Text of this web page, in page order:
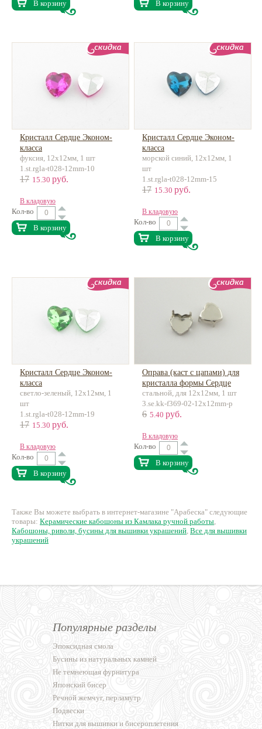
В корзину В корзину
Кристалл Сердце Эконом-
класса
фуксия, 12х12мм, 1 шт
1.st.rgla-t028-12mm-10
17 15.30 руб.
В кладовую
Кол-во
В корзину
Кристалл Сердце Эконом-
класса
морской синий, 12х12мм, 1
шт
1.st.rgla-t028-12mm-15
17 15.30 руб.
В кладовую
Кол-во
В корзину
Кристалл Сердце Эконом-
класса
светло-зеленый, 12х12мм, 1
шт
1.st.rgla-t028-12mm-19
17 15.30 руб.
В кладовую
Кол-во
В корзину
Оправа (каст с цапами) для
кристалла формы Сердце
латунь
стальной, для 12х12мм, 1 шт
3.se.kk-f369-02-12x12mm-p
6 5.40 руб.
В кладовую
Кол-во
В корзину
Также Вы можете выбрать в интернет-магазине "Арабеска" следующие
товары: Керамические кабошоны из Камлака ручной работы,
Кабошоны, риволи, бусины для вышивки украшений, Все для вышивки
украшений
Популярные разделы
Эпоксидная смола
Бусины из натуральных камней
Не темнеющая фурнитура
Японский бисер
Речной жемчуг, перламутр
Подвески
Нитки для вышивки и бисероплетения